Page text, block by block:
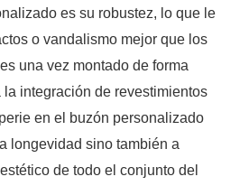
es su robustez, lo que le
o vandalismo mejor que los
una vez montado de forma
integración de revestimientos
en el buzón personalizado
longevidad sino también a
de todo el conjunto del